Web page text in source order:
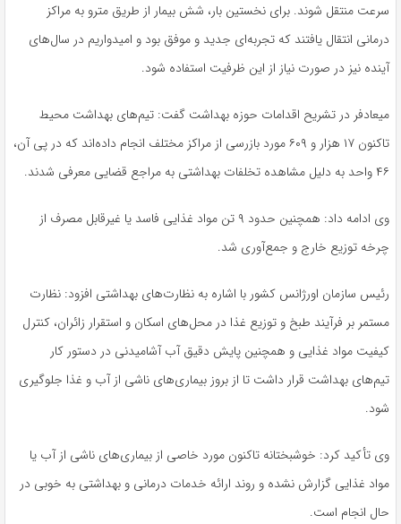
سرعت منتقل شوند. برای نخستین بار، شش بیمار از طریق مترو به مراکز
درمانی انتقال یافتند که تجربه‌ای جدید و موفق بود و امیدواریم در سال‌های
آینده نیز در صورت نیاز از این ظرفیت استفاده شود.
میعادفر در تشریح اقدامات حوزه بهداشت گفت: تیم‌های بهداشت محیط
تاکنون ۱۷ هزار و ۶۰۹ مورد بازرسی از مراکز مختلف انجام داده‌اند که در پی آن،
۴۶ واحد به دلیل مشاهده تخلفات بهداشتی به مراجع قضایی معرفی شدند.
وی ادامه داد: همچنین حدود ۹ تن مواد غذایی فاسد یا غیرقابل مصرف از
چرخه توزیع خارج و جمع‌آوری شد.
رئیس سازمان اورژانس کشور با اشاره به نظارت‌های بهداشتی افزود: نظارت
مستمر بر فرآیند طبخ و توزیع غذا در محل‌های اسکان و استقرار زائران، کنترل
کیفیت مواد غذایی و همچنین پایش دقیق آب آشامیدنی در دستور کار
تیم‌های بهداشت قرار داشت تا از بروز بیماری‌های ناشی از آب و غذا جلوگیری
شود.
وی تأکید کرد: خوشبختانه تاکنون مورد خاصی از بیماری‌های ناشی از آب یا
مواد غذایی گزارش نشده و روند ارائه خدمات درمانی و بهداشتی به خوبی در
حال انجام است.